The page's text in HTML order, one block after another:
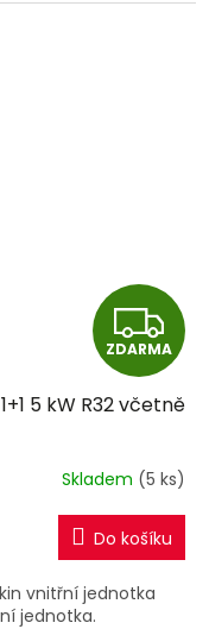
Z
D
A
R
M
A
ZDARMA
5 kW R32 včetně
Skladem (5 ks)
Do košíku
vnitřní jednotka
jednotka.